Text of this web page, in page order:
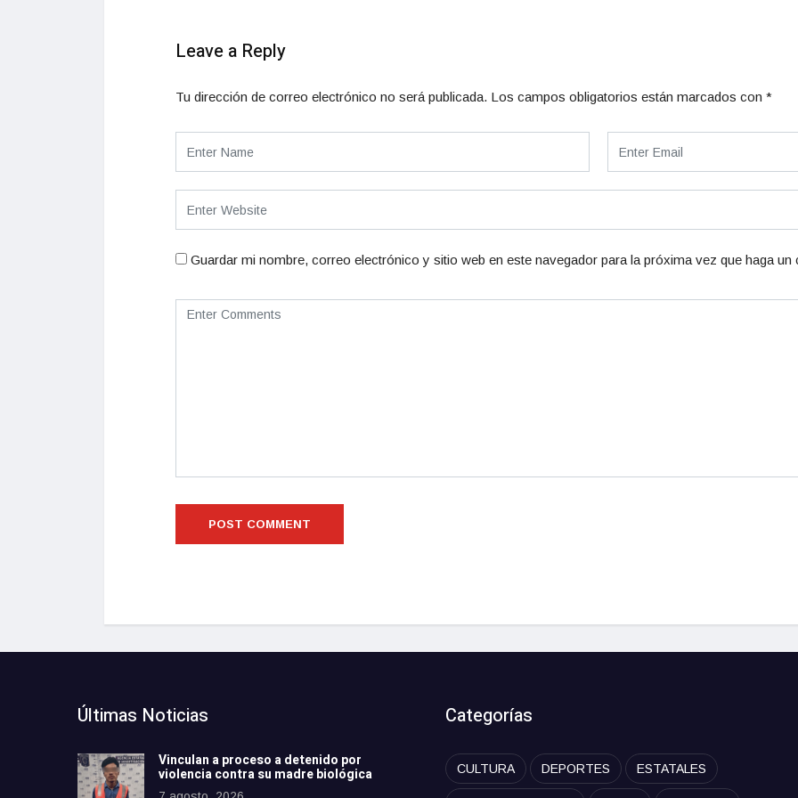
Leave a Reply
Tu dirección de correo electrónico no será publicada. Los campos obligatorios están marcados con *
Guardar mi nombre, correo electrónico y sitio web en este navegador para la próxima vez que haga un
Últimas Noticias
Vinculan a proceso a detenido por
violencia contra su madre biológica
Categorías
CULTURA DEPORTES ESTATALES